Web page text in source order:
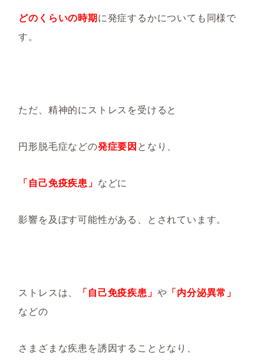
どのくらいの時期に発症するかについても同様で
す。
ただ、精神的にストレスを受けると
円形脱毛症などの発症要因となり、
「自己免疫疾患」 などに
影響を及ぼす可能性がある、とされています。
ストレスは、 「自己免疫疾患」 や 「内分泌異常」
などの
さまざまな疾患を誘因することとなり、